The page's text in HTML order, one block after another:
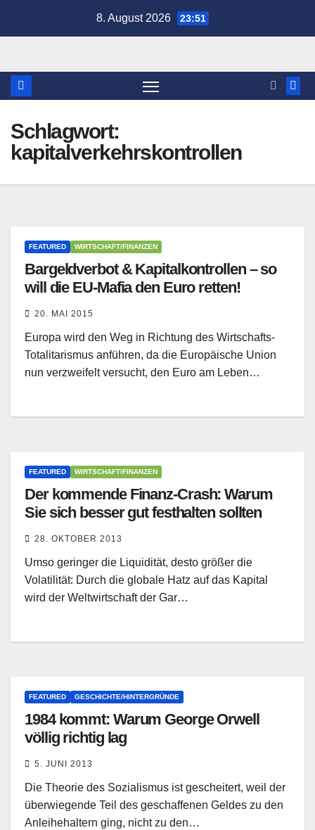
8. August 2026 23:51
Schlagwort:
kapitalverkehrskontrollen
FEATURED WIRTSCHAFT/FINANZEN
Bargeldverbot & Kapitalkontrollen – so
will die EU-Mafia den Euro retten!
20. MAI 2015
Europa wird den Weg in Richtung des Wirtschafts-
Totalitarismus anführen, da die Europäische Union
nun verzweifelt versucht, den Euro am Leben…
FEATURED WIRTSCHAFT/FINANZEN
Der kommende Finanz-Crash: Warum
Sie sich besser gut festhalten sollten
28. OKTOBER 2013
Umso geringer die Liquidität, desto größer die
Volatilität: Durch die globale Hatz auf das Kapital
wird der Weltwirtschaft der Gar…
FEATURED GESCHICHTE/HINTERGRÜNDE
1984 kommt: Warum George Orwell
völlig richtig lag
5. JUNI 2013
Die Theorie des Sozialismus ist gescheitert, weil der
überwiegende Teil des geschaffenen Geldes zu den
Anleihehaltern ging, nicht zu den…